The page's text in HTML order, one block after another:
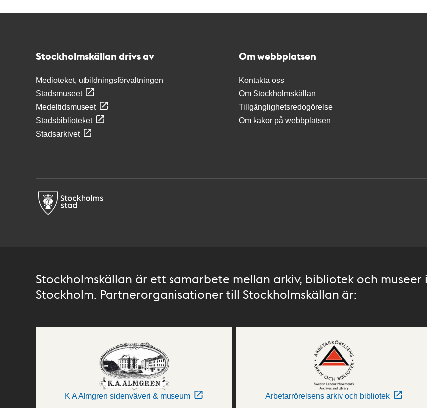
Stockholmskällan drivs av
Medioteket, utbildningsförvaltningen
Stadsmuseet
Medeltidsmuseet
Stadsbiblioteket
Stadsarkivet
Om webbplatsen
Kontakta oss
Om Stockholmskällan
Tillgänglighetsredogörelse
Om kakor på webbplatsen
Stockholmskällan är ett samarbete mellan arkiv, bibliotek och museer i
Stockholm. Partnerorganisationer till Stockholmskällan är:
K A Almgren sidenväveri & museum Arbetarrörelsens arkiv och bibliotek